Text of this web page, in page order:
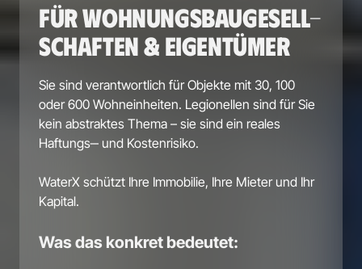
FÜR WOHNUNGSBAUGESELL-
SCHAFTEN & EIGENTÜMER
Sie sind verantwortlich für Objekte mit 30,
oder 600 Wohneinheiten. Legionellen sind für
kein abstraktes Thema – sie sind ein
Haftungs‒ und Kostenrisiko.
WaterX schützt Ihre Immobilie, Ihre Mieter und
Ihr
Kapital.
Was das konkret bedeutet: